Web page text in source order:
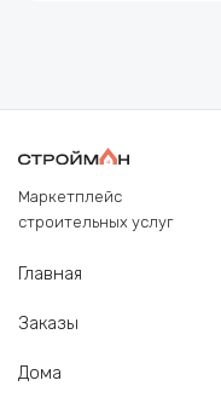
Маркетплейс
строительных услуг
Главная
Заказы
Дома